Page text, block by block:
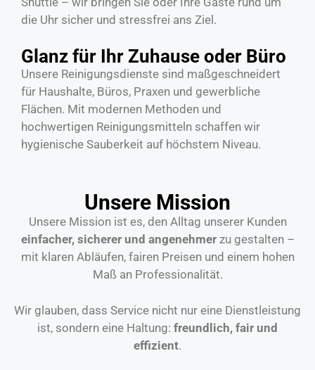
die Uhr sicher und stressfrei ans Ziel.
Glanz für Ihr Zuhause oder Büro
Unsere Reinigungsdienste sind maßgeschneidert
für Haushalte, Büros, Praxen und gewerbliche
Flächen. Mit modernen Methoden und
hochwertigen Reinigungsmitteln schaffen wir
hygienische Sauberkeit auf höchstem Niveau.
Unsere Mission
Unsere Mission ist es, den Alltag unserer Kunden
einfacher, sicherer und angenehmerzu gestalten –
mit klaren Abläufen, fairen Preisen und einem hohen
Maß an Professionalität.
Wir glauben, dass Service nicht nur eine Dienstleistung
ist, sondern eine Haltung: freundlich, fair und
effizient.